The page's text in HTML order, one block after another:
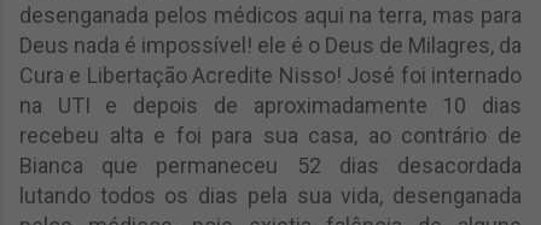
desenganada pelos médicos aqui na terra, mas para
Deus nada é impossível! ele é o Deus de Milagres, da
Cura e Libertação Acredite Nisso! José foi internado
na UTI e depois de aproximadamente 10 dias
recebeu alta e foi para sua casa, ao contrário de
Bianca que permaneceu 52 dias desacordada
lutando todos os dias pela sua vida, desenganada